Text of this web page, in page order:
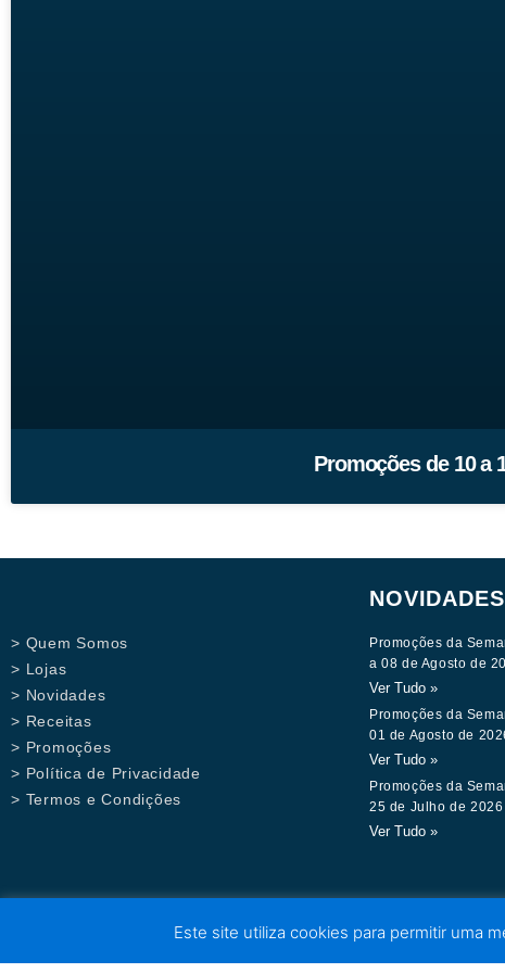
Promoções de 10 a
> Quem Somos
> Lojas
> Novidades
> Receitas
> Promoções
> Política de Privacidade
> Termos e Condições
NOVIDADES
Promoções da
a 08 de Agosto de
Ver Tudo »
Promoções da
01 de Agosto de
Ver Tudo »
Promoções da
25 de Julho de 2026
Ver Tudo »
Este site utiliza cookies para permitir uma